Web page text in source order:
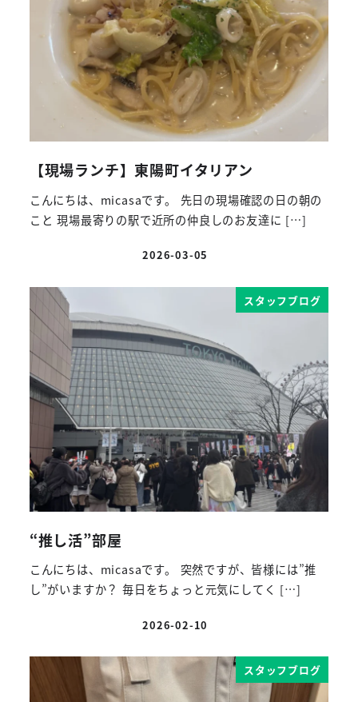
【現場ランチ】東陽町イタリアン
こんにちは、micasaです。 先日の現場確認の日の朝の
こと 現場最寄りの駅で近所の仲良しのお友達に […]
投稿日
2026-03-05
スタッフブログ
“推し活”部屋
こんにちは、micasaです。 突然ですが、皆様には”推
し”がいますか？ 毎日をちょっと元気にしてく […]
投稿日
2026-02-10
スタッフブログ